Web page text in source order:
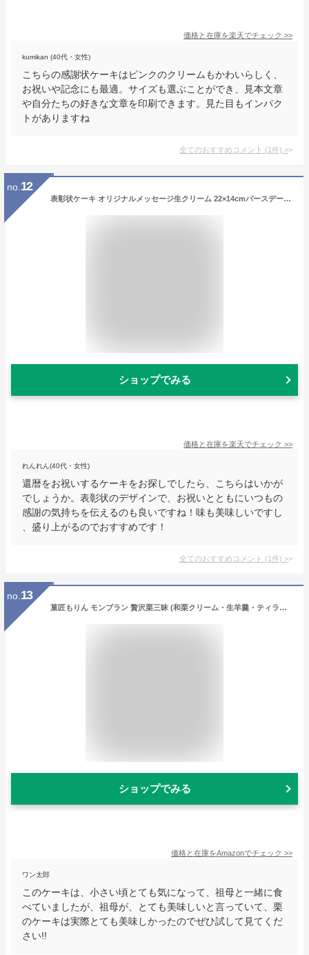
価格と在庫を楽天でチェック >>
kumikan (40代・女性)
こちらの感謝状ケーキはピンクのクリームもかわいらしく、
お祝いや記念にも最適。サイズも選ぶことができ、見本文章
や自分たちの好きな文章を印刷できます。見た目もインパク
トがありますね
全てのおすすめコメント (1件) >
no. 12
表彰状ケーキ オリジナルメッセージ生クリーム 22×14cmバースデーケーキ 誕生日ケーキ 【送料無料】 6～8名様用 感謝状 賞状 定年 退職 退官 還暦 長寿 銀婚式 結婚記念日 サプライズ 冷凍
ショップでみる
価格と在庫を楽天でチェック >>
れんれん(40代・女性)
還暦をお祝いするケーキをお探しでしたら、こちらはいかが
でしょうか。表彰状のデザインで、お祝いとともにいつもの
感謝の気持ちを伝えるのも良いですね！味も美味しいですし
、盛り上がるのでおすすめです！
全てのおすすめコメント (1件) >
no. 13
菓匠もりん モンブラン 贅沢栗三昧 (和栗クリーム・生羊羹・ティラミス栗の組み合わせ) お取り寄せ スイーツ ギフト
ショップでみる
価格と在庫をAmazonでチェック >>
ワン太郎
このケーキは、小さい頃とても気になって、祖母と一緒に食
べていましたが、祖母が、とても美味しいと言っていて、栗
のケーキは実際とても美味しかったのでぜひ試して見てくだ
さい!!